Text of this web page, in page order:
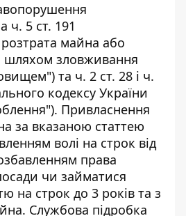
ч. 5 ст. 191
майна або
шляхом зловживання
та ч. 2 ст. 28 і ч.
кодексу України
Привласнення
за вказаною статтею
волі на строк від
права
чи займатися
на строк до 3 років та з
Службова підробка